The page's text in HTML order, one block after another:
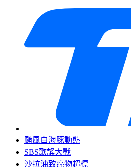
颱風白海豚動態
SBS歌謠大戰
沙拉油致癌物超標